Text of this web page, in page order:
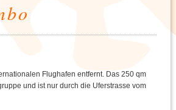
Flughafen entfernt. Das 250 qm
und ist nur durch die Uferstrasse vom